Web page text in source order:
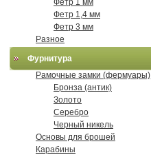
Фетр 1 мм
Фетр 1,4 мм
Фетр 3 мм
Разное
Фурнитура
Рамочные замки (фермуары)
Бронза (антик)
Золото
Серебро
Черный никель
Основы для брошей
Карабины